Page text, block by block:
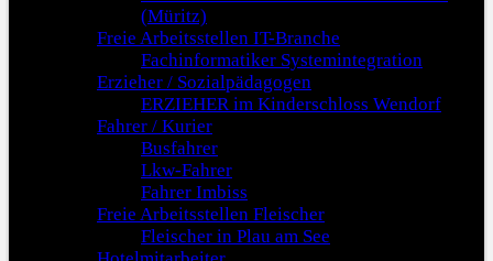
(Müritz)
Freie Arbeitsstellen IT-Branche
Fachinformatiker Systemintegration
Erzieher / Sozialpädagogen
ERZIEHER im Kinderschloss Wendorf
Fahrer / Kurier
Busfahrer
Lkw-Fahrer
Fahrer Imbiss
Freie Arbeitsstellen Fleischer
Fleischer in Plau am See